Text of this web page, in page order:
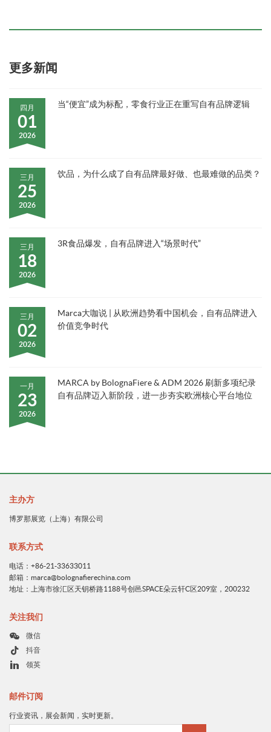
更多新闻
四月
01
2026
当“便宜”成为标配，零食行业正在重写自有品牌逻辑
三月
25
2026
饮品，为什么成了自有品牌最好做、也最难做的品类？
三月
18
2026
3R食品爆发，自有品牌进入“场景时代”
三月
02
2026
Marca大咖说 | 从欧洲趋势看中国机会，自有品牌进入
价值竞争时代
一月
23
2026
MARCA by BolognaFiere & ADM 2026 刷新多项纪录
自有品牌迈入新阶段，进一步夯实欧洲核心平台地位
主办方
博罗那展览（上海）有限公司
联系方式
电话：+86-21-33633011
邮箱：marca@bolognafierechina.com
地址：上海市徐汇区天钥桥路1188号创邑SPACE朵云轩C区209室，200232
关注我们
微信
抖音
领英
邮件订阅
行业资讯，展会新闻，实时更新。